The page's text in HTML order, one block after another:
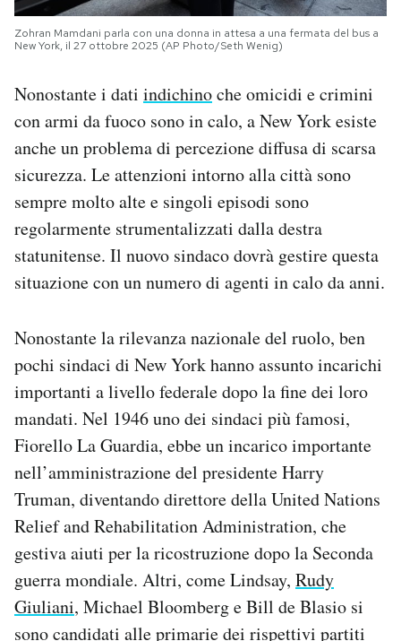
Zohran Mamdani parla con una donna in attesa a una fermata del bus a
New York, il 27 ottobre 2025 (AP Photo/Seth Wenig)
Nonostante i dati indichinoche omicidi e crimini
con armi da fuoco sono in calo, a New York esiste
anche un problema di percezione diffusa di scarsa
sicurezza. Le attenzioni intorno alla città sono
sempre molto alte e singoli episodi sono
regolarmente strumentalizzati dalla destra
statunitense. Il nuovo sindaco dovrà gestire questa
situazione con un numero di agenti in calo da anni.
Nonostante la rilevanza nazionale del ruolo, ben
pochi sindaci di New York hanno assunto incarichi
importanti a livello federale dopo la fine dei loro
mandati. Nel 1946 uno dei sindaci più famosi,
Fiorello La Guardia, ebbe un incarico importante
nell’amministrazione del presidente Harry
Truman, diventando direttore della United Nations
Relief and Rehabilitation Administration, che
gestiva aiuti per la ricostruzione dopo la Seconda
guerra mondiale. Altri, come Lindsay, Rudy
Giuliani, Michael Bloomberg e Bill de Blasio si
sono candidati alle primarie dei rispettivi partiti